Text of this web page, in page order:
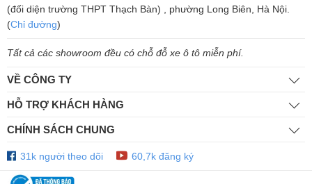
SPECIFICATION CAVS V600SE
Colorful screen designed +Bluetooth playback digital+analog preamp
effector .More suit for home and other places use .
(đối diện trường THPT Thạch Bàn) , phường Long Biên, Hà Nội.
(Chỉ đường)
Tất cả các showroom đều có chỗ đỗ xe ô tô miễn phí.
VỀ CÔNG TY
HỖ TRỢ KHÁCH HÀNG
CHÍNH SÁCH CHUNG
31k người theo dõi 60,7k đăng ký